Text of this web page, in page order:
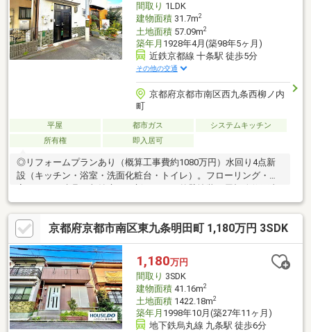
間取り 1LDK
建物面積31.7m2
土地面積57.09m2
築年月 1928年4月(築98年5ヶ月)
近鉄京都線 十条駅 徒歩5分
その他の交通
京都府京都市南区西九条西柳ノ内
町
平屋 都市ガス
システムキッチン
所有権
即入居可
◎リフォームプランあり（概算工事費約1080万円）水回り4点新
設（キッチン・浴室・洗面化粧台・トイレ）。フローリング・全
も含みます。お気軽にお問い合わせください。－－－－－－－－
－－－－－－－－－－－－－－－－－－－－－－◎近鉄京都線
「十条」駅 徒歩5分（約400m）◎自宅としても、収益物件として
も選べるスマート戸建。◎東寺まで徒歩圏。歴史のそばで過ごす
京都らしい暮らし。※増築未登記部分あり（詳細はお問い合わせ
ください）。－－－－－－－－－－－－－－－－－－－－－－－
－－－－－－－
京都府京都市南区東九条明田町 1,180万円 3SDK
1,180万円
間取り 3SDK
建物面積41.16m2
土地面積1422.18m2
築年月 1998年10月(築27年11ヶ月)
地下鉄烏丸線 九条駅 徒歩6分